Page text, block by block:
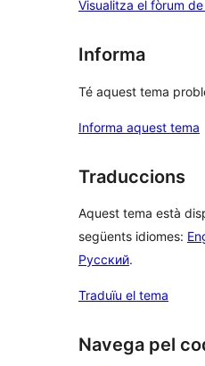
Visualitza el fòrum
Informa
Té aquest tema
Informa aquest tema
Traduccions
Aquest tema està
següents idiomes:
Русский.
Traduïu el tema
Navega pel